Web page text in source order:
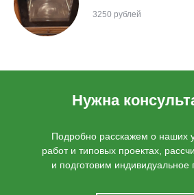
3250 рублей
Нужна
Подробно расскажем о наших
работ и типовых проектах,
и подготовим